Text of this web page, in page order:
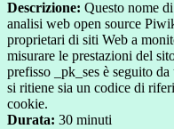
Descrizione: Questo nome
analisi web open source
proprietari di siti Web a
misurare le prestazioni del
prefisso _pk_ses è seguito
si ritiene sia un codice di
cookie.
Durata: 30 minuti